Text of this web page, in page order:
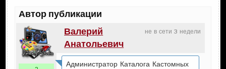
Автор публикации
не в сети 3 недели
Валерий
Анатольевич
Администратор Каталога Кастомных